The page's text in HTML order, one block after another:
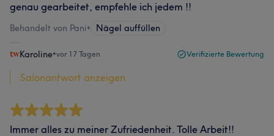
genau gearbeitet, empfehle ich jedem !!
Behandelt von Pani• Nägel auffüllen
Karoline•vor 17 Tagen Verifizierte Bewertung
Salonantwort anzeigen
Immer alles zu meiner Zufriedenheit. Tolle Arbeit!!